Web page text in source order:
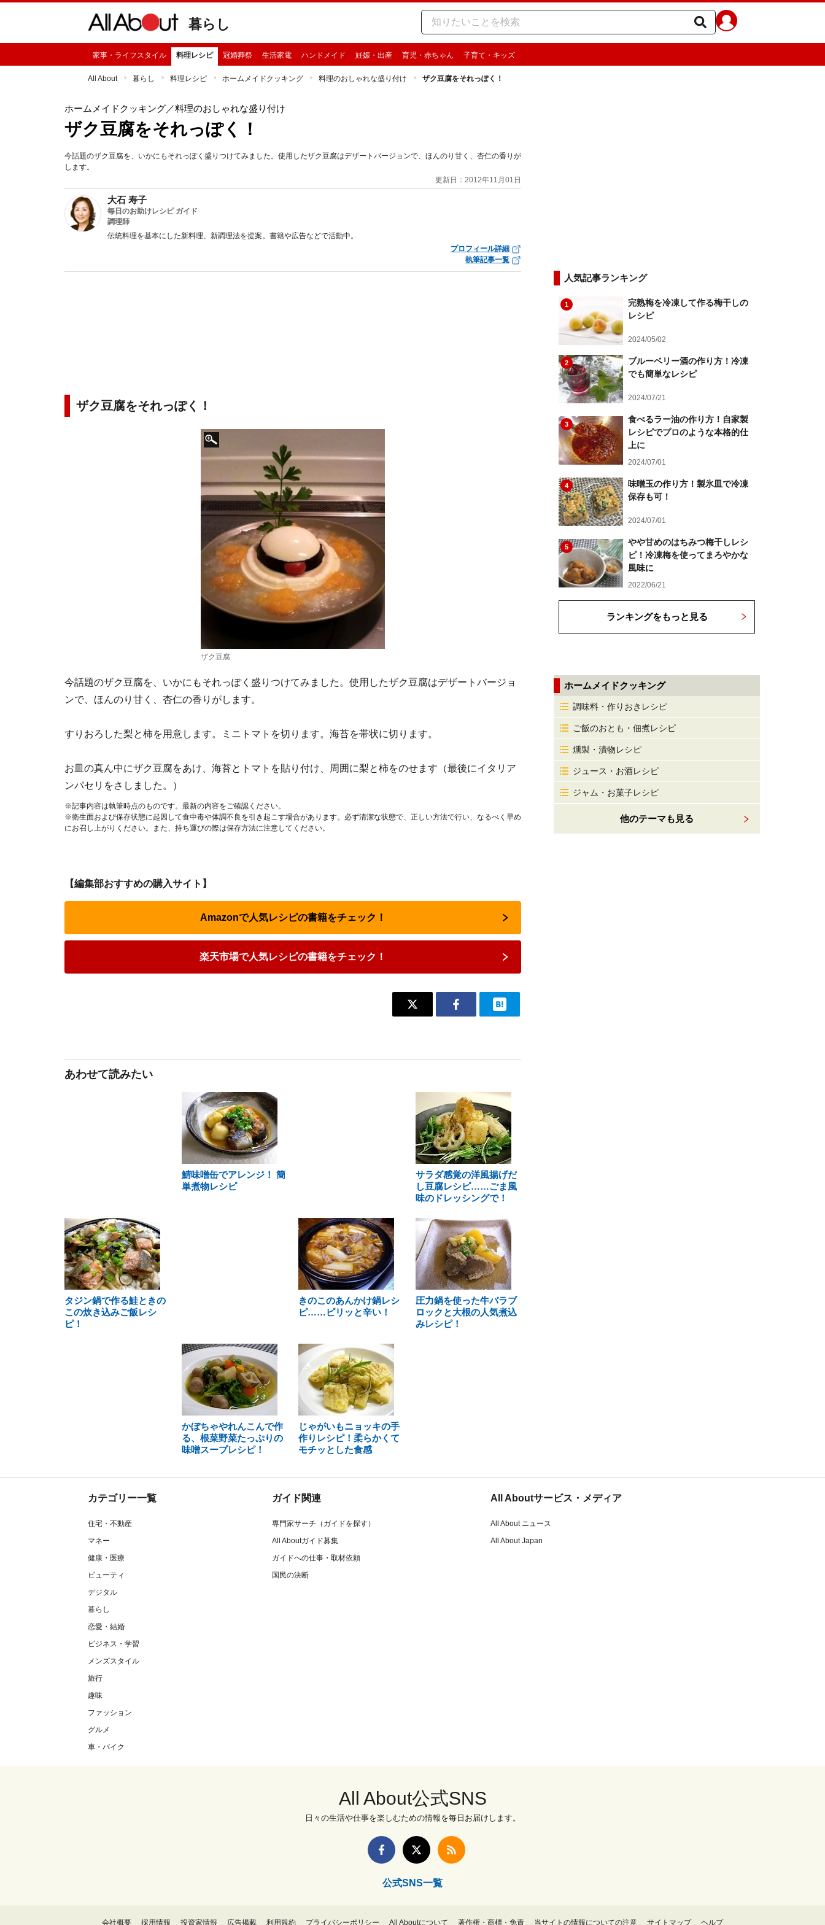
暮らし
家事・ライフスタイル 料理レシピ 冠婚葬祭 生活家電 ハンドメイド 妊娠・出産 育児・赤ちゃん 子育て・キッズ
All About 暮らし 料理レシピ ホームメイドクッキング 料理のおしゃれな盛り付け ザク豆腐をそれっぽく！
ホームメイドクッキング／料理のおしゃれな盛り付け
ザク豆腐をそれっぽく！
今話題のザク豆腐を、いかにもそれっぽく盛りつけてみました。使用したザク豆腐はデザートバージョンで、ほんのり甘く、杏仁の香りが
します。
更新日：2012年11月01日
大石 寿子
毎日のお助けレシピ ガイド
調理師
伝統料理を基本にした新料理、新調理法を提案。書籍や広告などで活動中。
プロフィール詳細
執筆記事一覧
ザク豆腐をそれっぽく！
ザク豆腐
今話題のザク豆腐を、いかにもそれっぽく盛りつけてみました。使用したザク豆腐はデザートバージョ
ンで、ほんのり甘く、杏仁の香りがします。
すりおろした梨と柿を用意します。ミニトマトを切ります。海苔を帯状に切ります。
お皿の真ん中にザク豆腐をあけ、海苔とトマトを貼り付け、周囲に梨と柿をのせます（最後にイタリア
ンパセリをさしました。）
※記事内容は執筆時点のものです。最新の内容をご確認ください。
※衛生面および保存状態に起因して食中毒や体調不良を引き起こす場合があります。必ず清潔な状態で、正しい方法で行い、なるべく早め
にお召し上がりください。また、持ち運びの際は保存方法に注意してください。
【編集部おすすめの購入サイト】
Amazonで人気レシピの書籍をチェック！
楽天市場で人気レシピの書籍をチェック！
あわせて読みたい
鯖味噌缶でアレンジ！ 簡
単煮物レシピ
サラダ感覚の洋風揚げだ
し豆腐レシピ……ごま風
味のドレッシングで！
タジン鍋で作る鮭ときの
この炊き込みご飯レシ
ピ！
きのこのあんかけ鍋レシ
ピ……ピリッと辛い！
圧力鍋を使った牛バラブ
ロックと大根の人気煮込
みレシピ！
かぼちゃやれんこんで作
る、根菜野菜たっぷりの
味噌スープレシピ！
じゃがいもニョッキの手
作りレシピ！柔らかくて
モチッとした食感
人気記事ランキング
1
完熟梅を冷凍して作る梅干しの
レシピ
2024/05/02
2
ブルーベリー酒の作り方！冷凍
でも簡単なレシピ
2024/07/21
3
食べるラー油の作り方！自家製
レシピでプロのような本格的仕
上に
2024/07/01
4
味噌玉の作り方！製氷皿で冷凍
保存も可！
2024/07/01
5
やや甘めのはちみつ梅干しレシ
ピ！冷凍梅を使ってまろやかな
風味に
2022/06/21
ランキングをもっと見る
ホームメイドクッキング
調味料・作りおきレシピ
ご飯のおとも・佃煮レシピ
燻製・漬物レシピ
ジュース・お酒レシピ
ジャム・お菓子レシピ
他のテーマも見る
カテゴリー一覧
住宅・不動産
マネー
健康・医療
ビューティ
デジタル
暮らし
恋愛・結婚
ビジネス・学習
メンズスタイル
旅行
趣味
ファッション
グルメ
車・バイク
ガイド関連
専門家サーチ（ガイドを探す）
All Aboutガイド募集
ガイドへの仕事・取材依頼
国民の決断
All Aboutサービス・メディア
All About ニュース
All About Japan
All About公式SNS
日々の生活や仕事を楽しむための情報を毎日お届けします。
公式SNS一覧
会社概要 採用情報 投資家情報 広告掲載 利用規約 プライバシーポリシー All Aboutについて 著作権・商標・免責 当サイトの情報についての注意 サイトマップ ヘルプ